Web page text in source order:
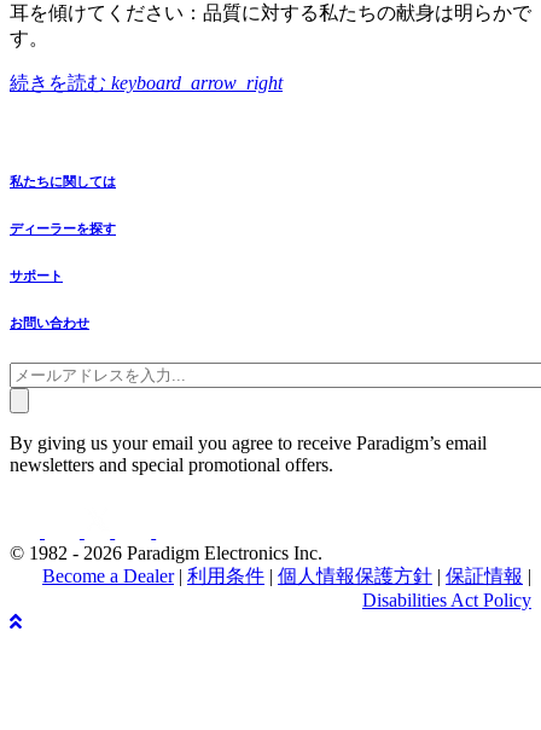
耳を傾けてください：品質に対する私たちの献身は明らかで
す。
続きを読む keyboard_arrow_right
私たちに関しては
ディーラーを探す
サポート
お問い合わせ
By giving us your email you agree to receive Paradigm’s email
newsletters and special promotional offers.
© 1982 - 2026 Paradigm Electronics Inc.
Become a Dealer| 利用条件 | 個人情報保護方針 | 保証情報 |
Disabilities Act Policy